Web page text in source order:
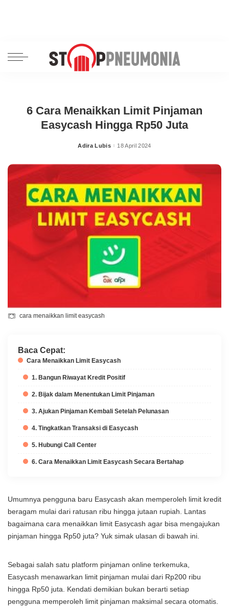
6 Cara Menaikkan Limit Pinjaman
Easycash Hingga Rp50 Juta
Posted
Adira Lubis 18 April 2024
cara menaikkan limit easycash
Baca Cepat:
Cara Menaikkan Limit Easycash
1. Bangun Riwayat Kredit Positif
2. Bijak dalam Menentukan Limit Pinjaman
3. Ajukan Pinjaman Kembali Setelah Pelunasan
4. Tingkatkan Transaksi di Easycash
5. Hubungi Call Center
6. Cara Menaikkan Limit Easycash Secara Bertahap
Umumnya pengguna baru Easycash akan memperoleh limit kredit
beragam mulai dari ratusan ribu hingga jutaan rupiah. Lantas
bagaimana cara menaikkan limit Easycash agar bisa mengajukan
pinjaman hingga Rp50 juta? Yuk simak ulasan di bawah ini.
Sebagai salah satu platform pinjaman online terkemuka,
Easycash menawarkan limit pinjaman mulai dari Rp200 ribu
hingga Rp50 juta. Kendati demikian bukan berarti setiap
pengguna memperoleh limit pinjaman maksimal secara otomatis.